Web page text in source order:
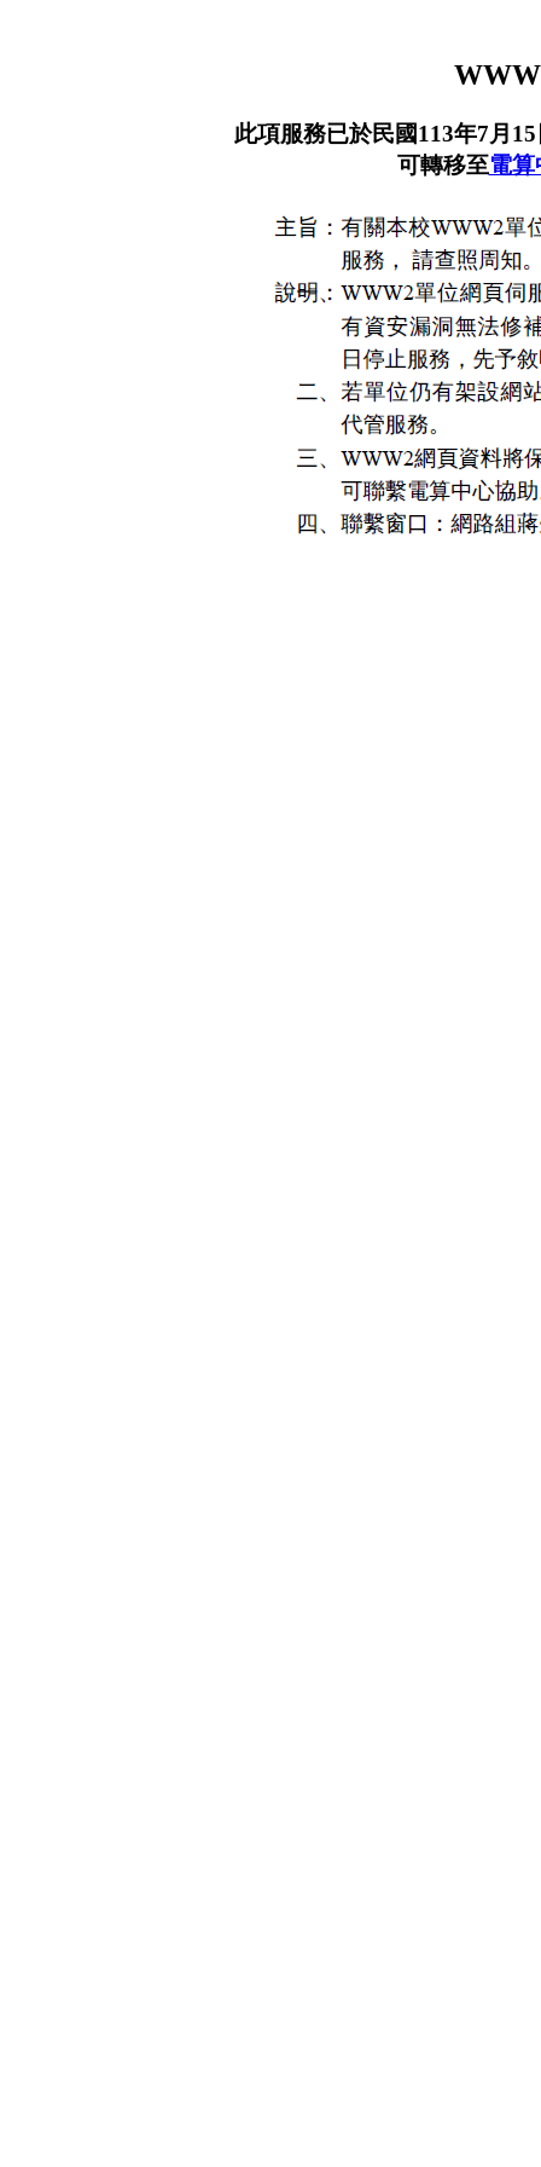
此項服務已於民國113年7月
可轉移至電算